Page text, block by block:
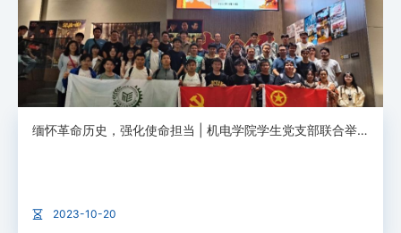
缅怀革命历史，强化使命担当 | 机电学院学生党支部联合举办主题党日活动
2023-10-20